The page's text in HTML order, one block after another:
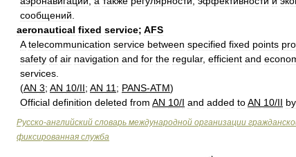
сooбщeний
aeronautical fixed service; AFS
A telecommunication service between specified fixed points
safety of air navigation and for the regular, efficient and
services
(AN 3; AN 10/II; AN 11 ; PANS-ATM)
Official definition deleted from AN 10/I and added toAN 10/II by
Русско-английский словарь международной организации
фиксированная служба